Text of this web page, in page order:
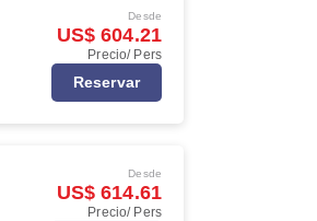
Desde
US$ 604.21
Precio/ Pers
Reservar
Desde
US$ 614.61
Precio/ Pers